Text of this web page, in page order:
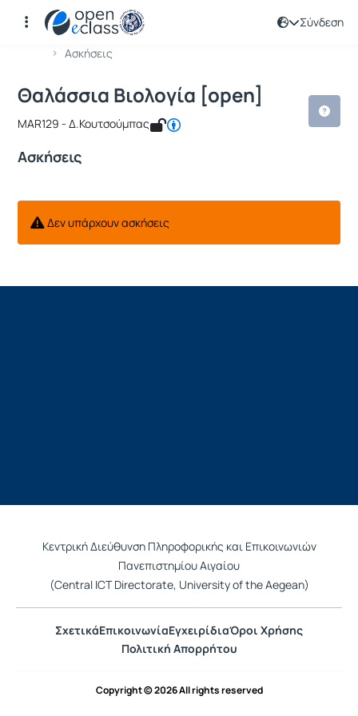
Σύνδεση
Αρχική Σελίδα
Ασκήσεις
Μάθημα : Θαλάσσια Βιολογία [open]
Κωδικός : MAR129
Θαλάσσια Βιολογία [open]
MAR129 - Δ.Κουτσούμπας
Ασκήσεις
Δεν υπάρχουν ασκήσεις
Κεντρική Διεύθυνση Πληροφορικής και Επικοινωνιών
Πανεπιστημίου Αιγαίου
(Central ICT Directorate, University of the Aegean)
ΣχετικάΕπικοινωνίαΕγχειρίδιαΌροι Χρήσης
Πολιτική Απορρήτου
Copyright © 2026 All rights reserved